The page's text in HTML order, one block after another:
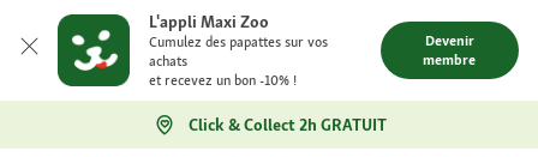
L'appli Maxi Zoo
Cumulez des papattes sur vos
achats
et recevez un bon -10% !
Devenir
membre
Click & Collect 2h GRATUIT